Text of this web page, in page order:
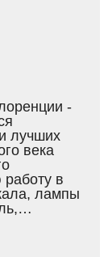
-
лучших
века
в
лампы